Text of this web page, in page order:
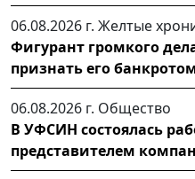
06.08.2026 г. Желтые
Фигурант громкого
признать его
06.08.2026 г. Общество
В УФСИН состоялась
представителем